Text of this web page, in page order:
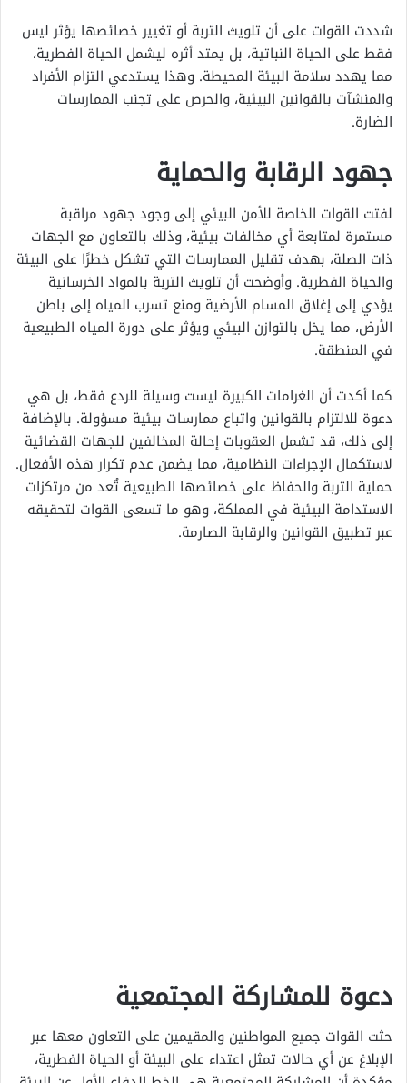
شددت القوات على أن تلويث التربة أو تغيير خصائصها يؤثر ليس
فقط على الحياة النباتية، بل يمتد أثره ليشمل الحياة الفطرية،
مما يهدد سلامة البيئة المحيطة. وهذا يستدعي التزام الأفراد
والمنشآت بالقوانين البيئية، والحرص على تجنب الممارسات
الضارة.
جهود الرقابة والحماية
لفتت القوات الخاصة للأمن البيئي إلى وجود جهود مراقبة
مستمرة لمتابعة أي مخالفات بيئية، وذلك بالتعاون مع الجهات
ذات الصلة، بهدف تقليل الممارسات التي تشكل خطرًا على البيئة
والحياة الفطرية. وأوضحت أن تلويث التربة بالمواد الخرسانية
يؤدي إلى إغلاق المسام الأرضية ومنع تسرب المياه إلى باطن
الأرض، مما يخل بالتوازن البيئي ويؤثر على دورة المياه الطبيعية
في المنطقة.
كما أكدت أن الغرامات الكبيرة ليست وسيلة للردع فقط، بل هي
دعوة للالتزام بالقوانين واتباع ممارسات بيئية مسؤولة. بالإضافة
إلى ذلك، قد تشمل العقوبات إحالة المخالفين للجهات القضائية
لاستكمال الإجراءات النظامية، مما يضمن عدم تكرار هذه الأفعال.
حماية التربة والحفاظ على خصائصها الطبيعية تُعد من مرتكزات
الاستدامة البيئية في المملكة، وهو ما تسعى القوات لتحقيقه
عبر تطبيق القوانين والرقابة الصارمة.
دعوة للمشاركة المجتمعية
حثت القوات جميع المواطنين والمقيمين على التعاون معها عبر
الإبلاغ عن أي حالات تمثل اعتداء على البيئة أو الحياة الفطرية،